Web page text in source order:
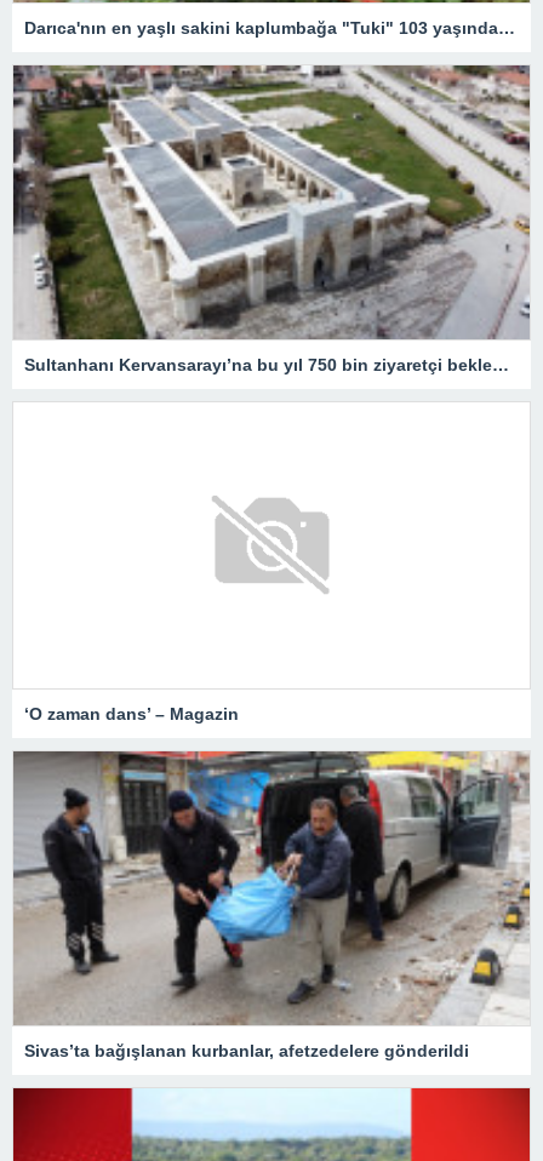
Darıca'nın en yaşlı sakini kaplumbağa "Tuki" 103 yaşında! Doğum günü etkinliğinden renkli kareler…
Sultanhanı Kervansarayı’na bu yıl 750 bin ziyaretçi bekleniyor
‘O zaman dans’ – Magazin
Sivas’ta bağışlanan kurbanlar, afetzedelere gönderildi